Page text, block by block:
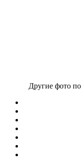
Другие фото по